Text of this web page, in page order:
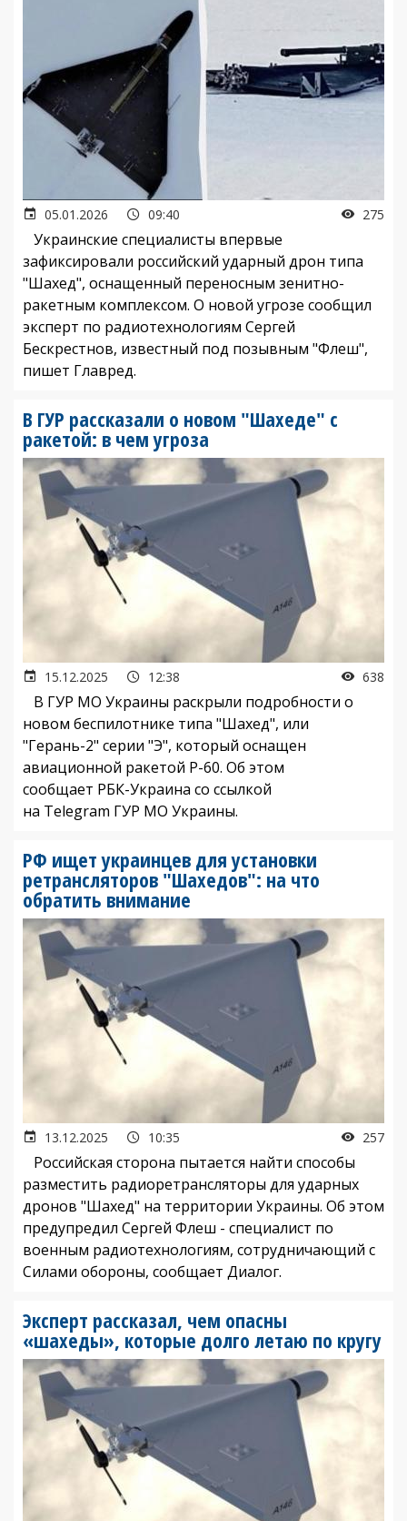
05.01.2026 09:40 275
Украинские специалисты впервые
зафиксировали российский ударный дрон типа
"Шахед", оснащенный переносным зенитно-
ракетным комплексом. О новой угрозе сообщил
эксперт по радиотехнологиям Сергей
Бескрестнов, известный под позывным "Флеш",
пишет Главред.
В ГУР рассказали о новом "Шахеде" с
ракетой: в чем угроза
15.12.2025 12:38 638
В ГУР МО Украины раскрыли подробности о
новом беспилотнике типа "Шахед", или
"Герань-2" серии "Э", который оснащен
авиационной ракетой Р-60. Об этом
сообщает РБК-Украина со ссылкой
на Telegram ГУР МО Украины.
РФ ищет украинцев для установки
ретрансляторов "Шахедов": на что
обратить внимание
13.12.2025 10:35 257
Российская сторона пытается найти способы
разместить радиоретрансляторы для ударных
дронов "Шахед" на территории Украины. Об этом
предупредил Сергей Флеш - специалист по
военным радиотехнологиям, сотрудничающий с
Силами обороны, сообщает Диалог.
Эксперт рассказал, чем опасны
«шахеды», которые долго летаю по кругу